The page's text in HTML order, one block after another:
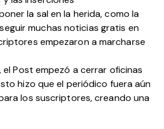
la sal en la herida, como la
muchas noticias gratis en
empezaron a marcharse
Post empezó a cerrar oficinas
hizo que el periódico fuera aún
los suscriptores, creando una